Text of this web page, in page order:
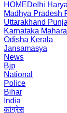
HOMEDelhi
Madhya Pradesh
Uttarakhand
Karnataka
Odisha Kerala
Jansamasya
News
Bjp
National
Police
Bihar
India
कांग्रेस